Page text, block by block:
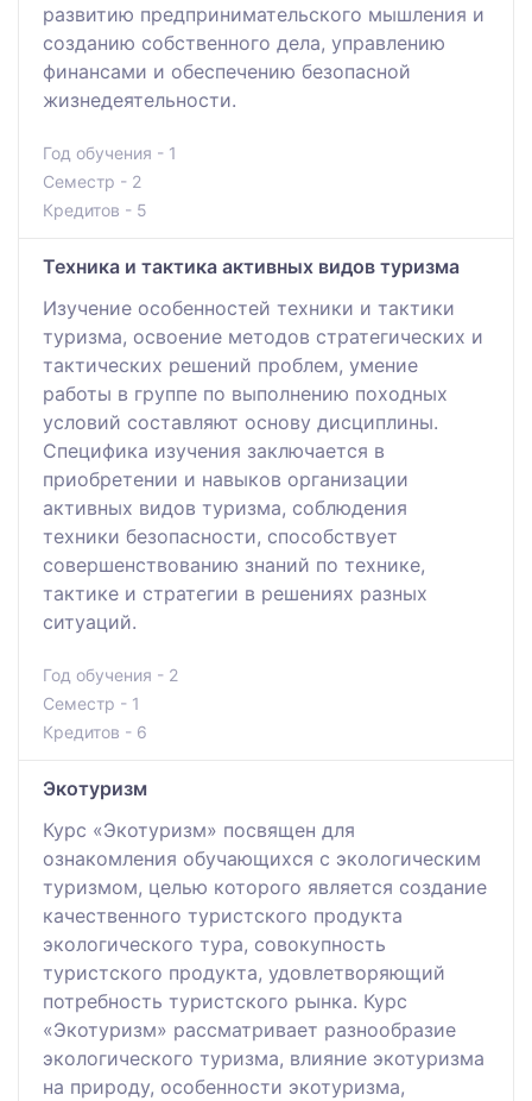
развитию предпринимательского мышления и
созданию собственного дела, управлению
финансами и обеспечению безопасной
жизнедеятельности.
Год обучения - 1
Семестр - 2
Кредитов - 5
Техника и тактика активных видов туризма
Изучение особенностей техники и тактики
туризма, освоение методов стратегических и
тактических решений проблем, умение
работы в группе по выполнению походных
условий составляют основу дисциплины.
Специфика изучения заключается в
приобретении и навыков организации
активных видов туризма, соблюдения
техники безопасности, способствует
совершенствованию знаний по технике,
тактике и стратегии в решениях разных
ситуаций.
Год обучения - 2
Семестр - 1
Кредитов - 6
Экотуризм
Курс «Экотуризм» посвящен для
ознакомления обучающихся с экологическим
туризмом, целью которого является создание
качественного туристского продукта
экологического тура, совокупность
туристского продукта, удовлетворяющий
потребность туристского рынка. Курс
«Экотуризм» рассматривает разнообразие
экологического туризма, влияние экотуризма
на природу, особенности экотуризма,